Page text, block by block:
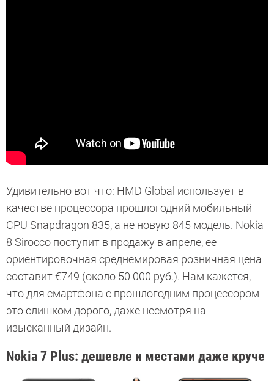
Удивительно вот что: HMD Global использует в
качестве процессора прошлогодний мобильный
CPU Snapdragon 835, а не новую 845 модель. Nokia
8 Sirocco поступит в продажу в апреле, ее
ориентировочная среднемировая розничная цена
составит €749 (около 50 000 руб.). Нам кажется,
что для смартфона с прошлогодним процессором
это слишком дорого, даже несмотря на
изысканный дизайн.
Nokia 7 Plus: дешевле и местами даже круче